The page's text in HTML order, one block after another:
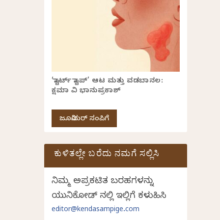
‘ಸ್ಟಾರ್ಟ್ ಸ್ಟಾಪ್’ ಆಟ ಮತ್ತು ವಡಬಾನಲ:
ಕ್ಷಮಾ ವಿ ಭಾನುಪ್ರಕಾಶ್
ಜೂನಿಯರ್ ಸಂಪಿಗೆ
ಕುಳಿತಲ್ಲೇ ಬರೆದು ನಮಗೆ ಸಲ್ಲಿಸಿ
ನಿಮ್ಮ ಅಪ್ರಕಟಿತ ಬರಹಗಳನ್ನು
ಯುನಿಕೋಡ್ ನಲ್ಲಿ ಇಲ್ಲಿಗೆ ಕಳುಹಿಸಿ
editor@kendasampige.com